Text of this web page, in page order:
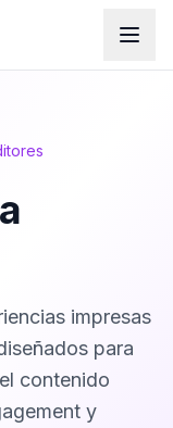
impresas
para
contenido
y